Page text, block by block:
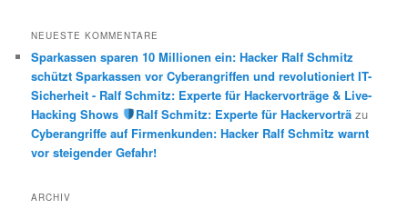
NEUESTE KOMMENTARE
Sparkassen sparen 10 Millionen ein: Hacker Ralf Schmitz
schützt Sparkassen vor Cyberangriffen und revolutioniert IT-
Sicherheit - Ralf Schmitz: Experte für Hackervorträge & Live-
Hacking Shows
Ralf Schmitz: Experte für Hackervorträzu
Cyberangriffe auf Firmenkunden: Hacker Ralf Schmitz warnt
vor steigender Gefahr!
ARCHIV